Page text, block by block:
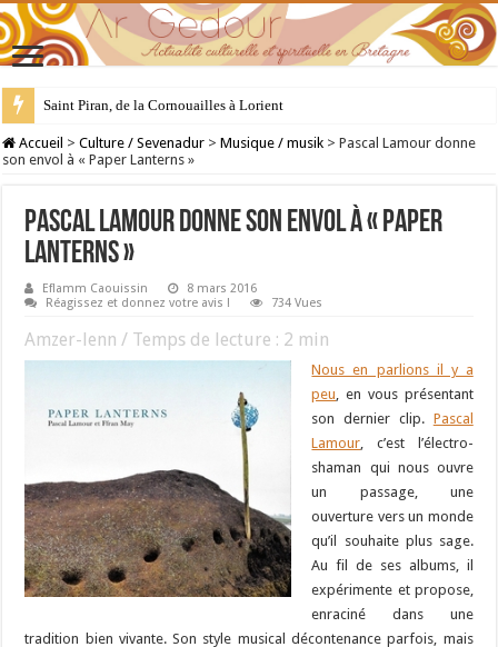
28 juillet : Saint Samson de Dol, père de la Bretagne chrétienne
Accueil > Culture / Sevenadur > Musique / musik > Pascal Lamour donne
son envol à « Paper Lanterns »
Pascal Lamour donne son envol à « Paper
Lanterns »
Eflamm Caouissin
8 mars 2016
Réagissez et donnez votre avis !
734 Vues
Amzer-lenn / Temps de lecture : 2 min
Nous en parlions il y a
peu , en vous présentant
son dernier clip. Pascal
Lamour , c’est l’électro-
shaman qui nous ouvre
un passage, une
ouverture vers un monde
qu’il souhaite plus sage.
Au fil de ses albums, il
expérimente et propose,
enraciné dans une
tradition bien vivante. Son style musical décontenance parfois, mais